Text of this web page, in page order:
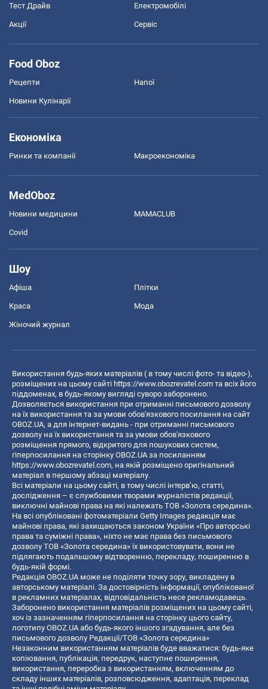
Тест Драйв Електромобілі
Акції Сервіс
Food Oboz
Рецепти Напої
Новини Кулінарії
Економіка
Ринки та компанії Макроекономіка
MedOboz
Новини медицини MAMACLUB
Covid
Шоу
Афіша Плітки
Краса Мода
Жіночий журнал
Використання будь-яких матеріалів ( в тому числі фото- та відео-),
розміщених на цьому сайті https://www.obozrevatel.com та всіх його
піддоменах, в будь-якому вигляді суворо заборонено.
Дозволяється використання при отриманні письмового дозволу
на їх використання та за умови обов'язкового посилання на сайт
OBOZ.UA, а для інтернет-видань - при отриманні письмового
дозволу на їх використання та за умови обов'язкового
розміщення прямого, відкритого для пошукових систем,
гіперпосилання на сторінку OBOZ.UA за посиланням
https://www.obozrevatel.com, на якій розміщено оригінальний
матеріал в першому абзаці матеріалу.
Всі матеріали на цьому сайті, в тому числі інтерв’ю, статті,
дослідження – є службовими творами журналістів редакції,
виключні майнові права на які належать ТОВ «Золота середина».
На всі опубліковані фотоматеріали Getty Images редакція має
майнові права, які захищаються законом України «Про авторські
права та суміжні права», ніхто не має права без письмового
дозволу ТОВ «Золота середина» їх використовувати, вони не
підлягають подальшому відтворенню, перекладу, поширенню в
будь-якій формі.
Редакція OBOZ.UA може не поділяти точку зору, викладену в
авторському матеріалі. За достовірність інформації, опублікованої
в рекламних матеріалах, відповідальність несе рекламодавець.
Заборонено використання матеріалів розміщених на цьому сайті,
хоч із зазначенням гіперпосилання на сторінку цього сайту,
логотипу OBOZ.UA або будь-якого іншого згадування, але без
письмового дозволу Редакції/ТОВ «Золота середина»
Незаконним використанням матеріалів буде вважатися: будь-яке
копiювання, публiкацiя, передрук, наступне поширення,
використання, переробка з використанням, включенням до
складу інших матеріалів, розповсюдження, адаптація, переклад